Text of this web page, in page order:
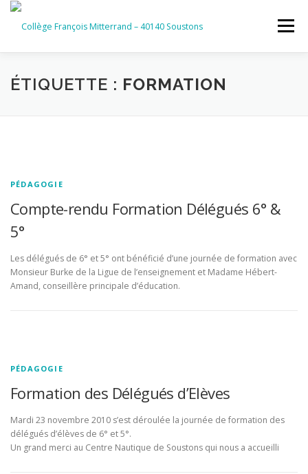
Aller
contenu
Menu
ACCUEIL RUBRIQUES
INSTANCES ET PARTENAIRES
ÉTIQUETTE : FORMATION
PÉDAGOGIE
Compte-rendu Formation Délégués 6° &
5°
Les délégués de 6° et 5° ont bénéficié d’une journée de formation avec
Monsieur Burke de la Ligue de l’enseignement et Madame Hébert-
Amand, conseillère principale d’éducation.
PÉDAGOGIE
Formation des Délégués d’Elèves
Mardi 23 novembre 2010 s’est déroulée la journée de formation des
délégués d’élèves de 6° et 5°.
Un grand merci au Centre Nautique de Soustons qui nous a accueilli